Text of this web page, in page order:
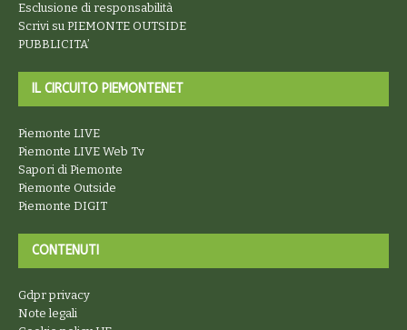
Esclusione di responsabilità
Scrivi su PIEMONTE OUTSIDE
PUBBLICITA’
IL CIRCUITO PIEMONTENET
Piemonte LIVE
Piemonte LIVE Web Tv
Sapori di Piemonte
Piemonte Outside
Piemonte DIGIT
CONTENUTI
Gdpr privacy
Note legali